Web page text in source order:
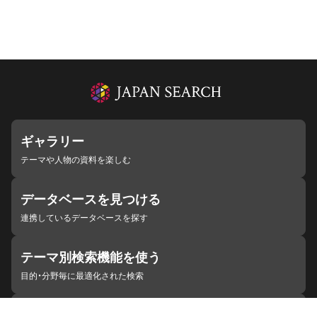
ギャラリー
テーマや人物の資料を楽しむ
データベースを見つける
連携しているデータベースを探す
テーマ別検索機能を使う
目的・分野毎に最適化された検索